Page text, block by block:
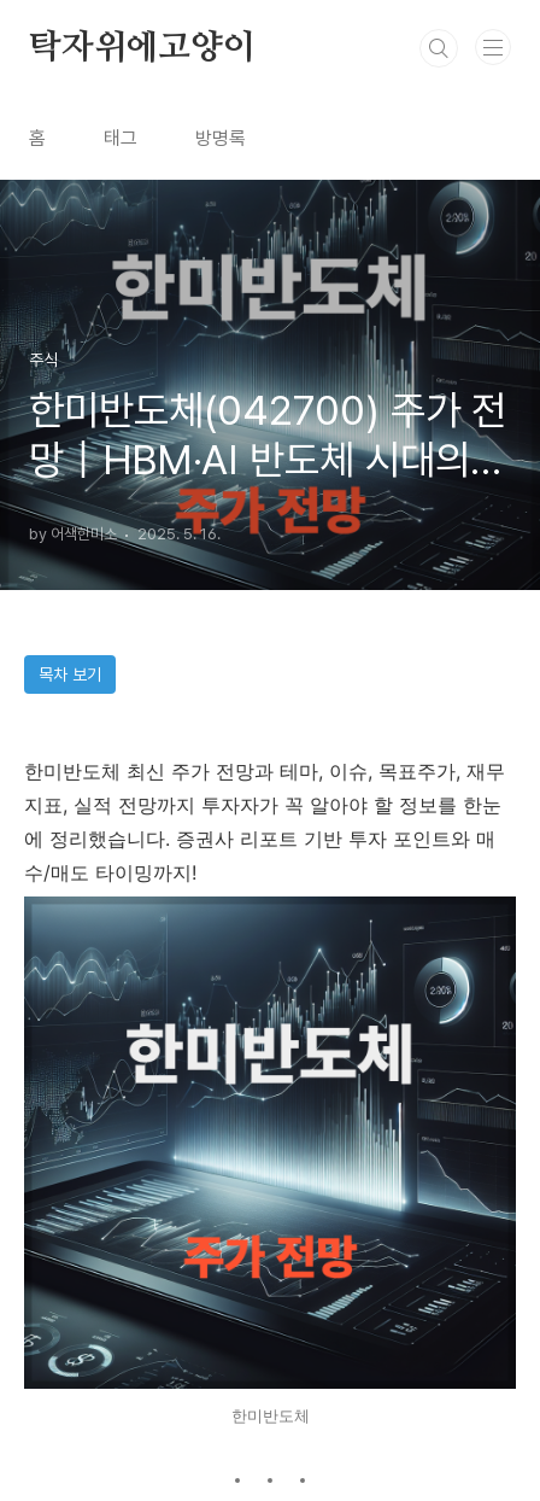
탁자위에고양이
홈 태그 방명록
주식
한미반도체(042700) 주가 전
망｜HBM·AI 반도체 시대의
핵심 수혜주? 최신 이슈 총정리
(2025.05.16)
by 어색한미소 2025. 5. 16.
목차 보기
한미반도체 최신 주가 전망과 테마, 이슈, 목표주가, 재무
지표, 실적 전망까지 투자자가 꼭 알아야 할 정보를 한눈
에 정리했습니다. 증권사 리포트 기반 투자 포인트와 매
수/매도 타이밍까지!
한미반도체